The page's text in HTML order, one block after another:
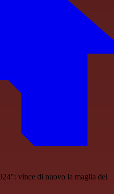
vince di nuovo la maglia del